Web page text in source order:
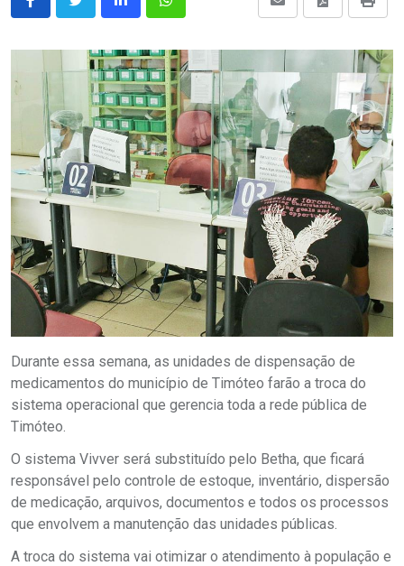
Durante essa semana, as unidades de dispensação de
medicamentos do município de Timóteo farão a troca do
sistema operacional que gerencia toda a rede pública de
Timóteo.
O sistema Vivver será substituído pelo Betha, que ficará
responsável pelo controle de estoque, inventário, dispersão
de medicação, arquivos, documentos e todos os processos
que envolvem a manutenção das unidades públicas.
A troca do sistema vai otimizar o atendimento à população e